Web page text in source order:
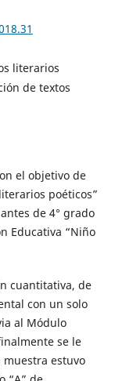
literarios
de textos
el objetivo de
poéticos”
de 4° grado
Educativa “Niño
cuantitativa, de
con un solo
al Módulo
se le
estuvo